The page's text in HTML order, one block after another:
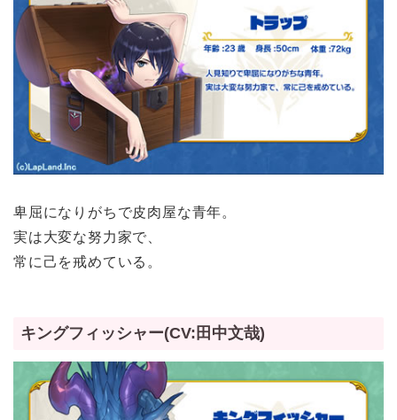
卑屈になりがちで皮肉屋な青年。
実は大変な努力家で、
常に己を戒めている。
キングフィッシャー(CV:田中文哉)